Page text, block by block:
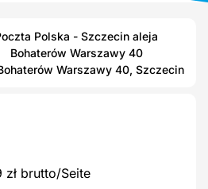
Polska - Szczecin aleja
Bohaterów Warszawy 40
Warszawy 40, Szczecin
brutto/Seite